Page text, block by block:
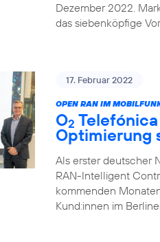
Dezember 2022.
das siebenköpfige
17. Februar 2022
OPEN RAN IM
O2
Optimierung
Als erster deutscher
RAN-Intelligent
kommenden
Kund:innen im